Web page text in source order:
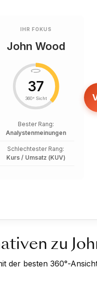
IHR FOKUS
John Wood
37
360° Sicht
Bester Rang:
Analystenmeinungen
Schlechtester Rang:
Kurs / Umsatz (KUV)
zu
der besten 360°-